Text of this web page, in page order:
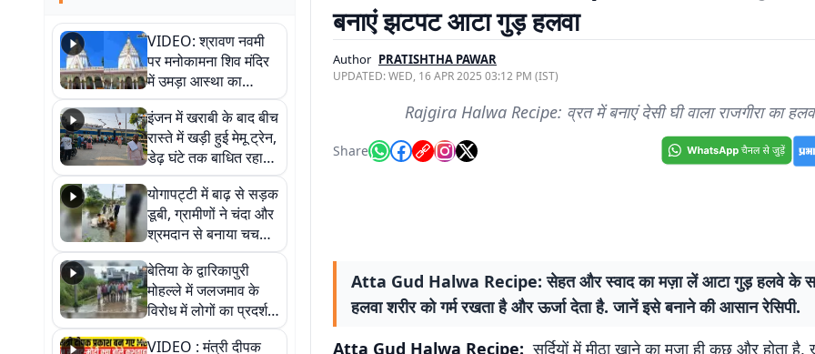
VIDEO: श्रावण नवमी
पर मनोकामना शिव मंदिर
में उमड़ा आस्था का
सैलाब, हर-हर महादेव के
जयघोष से गूंजा परिसर
इंजन में खराबी के बाद बीच
रास्ते में खड़ी हुई मेमू ट्रेन,
डेढ़ घंटे तक बाधित रहा
आवागमन
योगापट्टी में बाढ़ से सड़क
डूबी, ग्रामीणों ने चंदा और
श्रमदान से बनाया चचरी
पुल
बेतिया के द्वारिकापुरी
मोहल्ले में जलजमाव के
विरोध में लोगों का प्रदर्शन,
स्थायी समाधान की मांग
VIDEO : मंत्री दीपक
बनाएं झटपट आटा गुड़ हलवा
Author PRATISHTHA PAWAR
UPDATED:WED, 16 APR 2025 03:12 PM (IST)
Rajgira Halwa Recipe: व्रत में बनाएं देसी घी वाला राजगीरा का
Share
Atta Gud Halwa Recipe: सेहत और स्वाद का मज़ा लें आटा गुड़ हलवे के
हलवा शरीर को गर्म रखता है और ऊर्जा देता है. जानें इसे बनाने की आसान रेसिपी.
Atta Gud Halwa Recipe:सर्दियों में मीठा खाने का मजा ही कुछ और होता